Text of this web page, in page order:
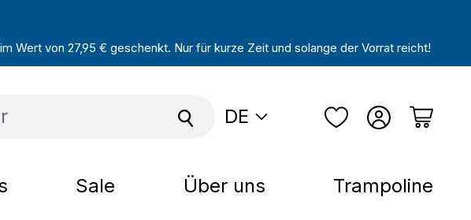
Wert von 27,95 € geschenkt. Nur für kurze Zeit und solange der Vorrat reicht!
DE
Sale Über uns Trampoline